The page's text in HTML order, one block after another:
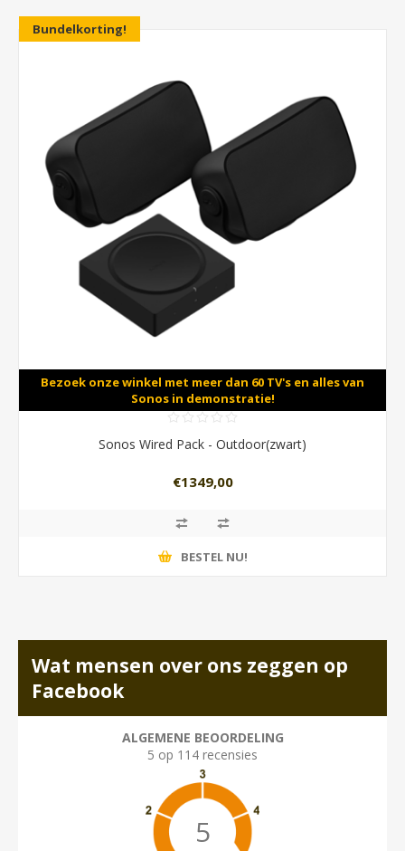
Bundelkorting!
Bezoek onze winkel met meer dan 60 TV's en alles van
Sonos in demonstratie!
Sonos Wired Pack - Outdoor(zwart)
€1349,00
BESTEL NU!
Wat mensen over ons zeggen op
Facebook
ALGEMENE BEOORDELING
5 op 114 recensies
5